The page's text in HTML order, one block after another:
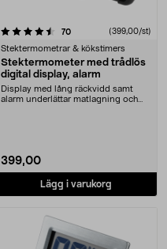
70recensioner(399,00/st)
Stektermometrar & kökstimers
Stektermometer med trådlös
digital display, alarm
Display med lång räckvidd samt
alarm underlättar matlagning och
399,00
Lägg i varukorg